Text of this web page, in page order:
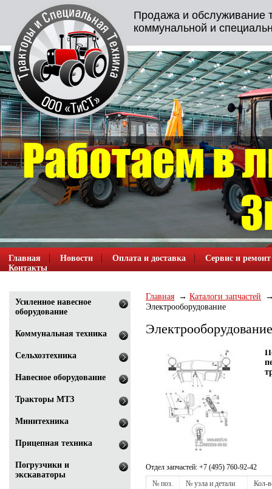
Продажа и обслуживание
коммунальной и
Главная Новости Оплата и доставка
Сервис и ремонт
Контакты
Главная
Каталоги запчастей
Электрооборудование
Электрооборудование
Отдел запчастей: +7 (495) 760-92-42
№ поз.
№ узла и детали Кол-
Усиленное навесное
оборудование
Коммунальная техника
Сельхозтехника
Навесное оборудование
Тракторы МТЗ
Минитехника
Прицепная техника
Погрузчики и
экскаваторы